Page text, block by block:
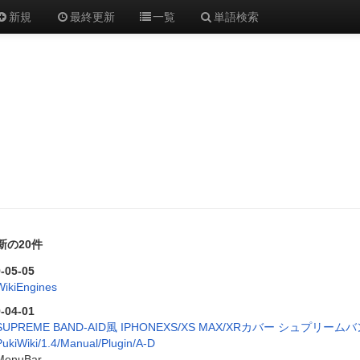
新規 最終更新 一覧 単語検索
の20件
05-05
04-01
BAND-AID風 IPHONEXS/XS MAX/XRカバー シュプリーム
1.4/Manual/Plugin/A-D